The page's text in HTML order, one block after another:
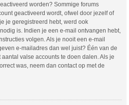
worden? Sommige forums
geactiveerd wordt, ofwel door jezelf of
je geregistreerd hebt, werd ook
is. Indien je een e-mail ontvangen hebt,
volgen. Als je nooit een e-mail
e-mailadres dan wel juist? Één van de
valse accounts te doen dalen. Als je
was, neem dan contact op met de